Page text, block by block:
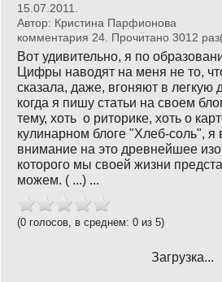
15.07.2011.
Автор: Кристина Парфионова
комментария 24. Прочитано 3012
Вот удивительно, я по
Цифры наводят на меня не то,
сказала, даже, вгоняют в легкую
когда я пишу статьи на своем
тему, хоть о риторике, хоть о
кулинарном блоге "Хлеб-соль",
внимание на это древнейшее
которого мы своей жизни
можем. ( ...) ...
(0 голосов, в среднем: 0 из 5)
Загрузка...